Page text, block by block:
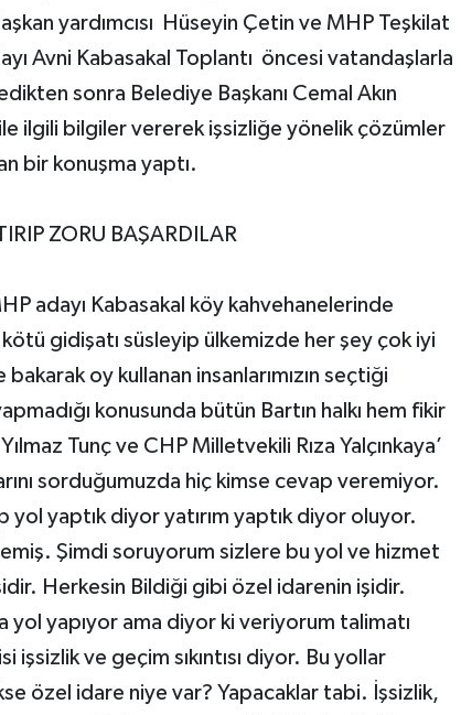
yardımcısı Hüseyin Çetin ve MHP Teşkilat
Avni Kabasakal Toplantı öncesi vatandaşlarla
sonra Belediye Başkanı Cemal Akın
ilgili bilgiler vererek işsizliğe yönelik çözümler
bir konuşma yaptı.
ZORU BAŞARDILAR
adayı Kabasakal köy kahvehanelerinde
kötü gidişatı süsleyip ülkemizde her şey çok iyi
oy kullanan insanlarımızın seçtiği
konusunda bütün Bartın halkı hem fikir
Tunç ve CHP Milletvekili Rıza Yalçınkaya’
sorduğumuzda hiç kimse cevap veremiyor.
yol yaptık diyor yatırım yaptık diyor oluyor.
Şimdi soruyorum sizlere bu yol ve hizmet
Herkesin Bildiği gibi özel idarenin işidir.
yol yapıyor ama diyor ki veriyorum talimatı
işsizlik ve geçim sıkıntısı diyor. Bu yollar
özel idare niye var? Yapacaklar tabi. İşsizlik,